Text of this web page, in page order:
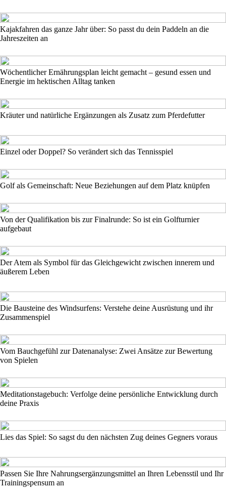
Kajakfahren das ganze Jahr über: So passt du dein Paddeln an die
Jahreszeiten an
Wöchentlicher Ernährungsplan leicht gemacht – gesund essen und
Energie im hektischen Alltag tanken
Kräuter und natürliche Ergänzungen als Zusatz zum Pferdefutter
Einzel oder Doppel? So verändert sich das Tennisspiel
Golf als Gemeinschaft: Neue Beziehungen auf dem Platz knüpfen
Von der Qualifikation bis zur Finalrunde: So ist ein Golfturnier
aufgebaut
Der Atem als Symbol für das Gleichgewicht zwischen innerem und
äußerem Leben
Die Bausteine des Windsurfens: Verstehe deine Ausrüstung und ihr
Zusammenspiel
Vom Bauchgefühl zur Datenanalyse: Zwei Ansätze zur Bewertung
von Spielen
Meditationstagebuch: Verfolge deine persönliche Entwicklung durch
deine Praxis
Lies das Spiel: So sagst du den nächsten Zug deines Gegners voraus
Passen Sie Ihre Nahrungsergänzungsmittel an Ihren Lebensstil und Ihr
Trainingspensum an